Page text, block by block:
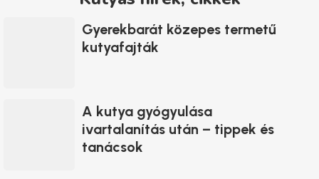
Gyerekbarát közepes termetű
kutyafajták
A kutya gyógyulása
ivartalanítás után – tippek és
tanácsok